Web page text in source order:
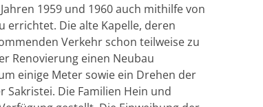
1959 und 1960 auch mithilfe von
errichtet. Die alte Kapelle, deren
Verkehr schon teilweise zu
Renovierung einen Neubau
einige Meter sowie ein Drehen der
Sakristei. Die Familien Hein und